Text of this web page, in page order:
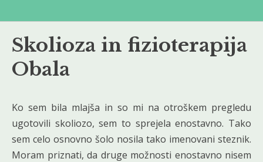
Skolioza in fizioterapija
Obala
Ko sem bila mlajša in so mi na otroškem pregledu
ugotovili skoliozo, sem to sprejela enostavno. Tako
sem celo osnovno šolo nosila tako imenovani steznik.
Moram priznati, da druge možnosti enostavno nisem